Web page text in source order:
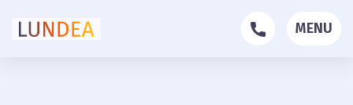
MENU